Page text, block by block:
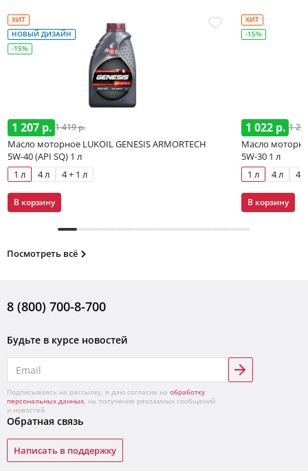
ХИТ
НОВЫЙ ДИЗАЙН
-15%
1 207 р. 1 419 р.
Масло моторное LUKOIL GENESIS ARMORTECH
5W-40 (API SQ) 1 л
1 л
4 л 4 + 1 л
В корзину
ХИТ
-15%
1 022 р. 1
Масло
5W-30 1 л
1 л
4 л 4
В корзину
Посмотреть всё
8 (800) 700-8-700
Будьте в курсе новостей
Подписываясь на рассылку, я даю согласие на обработку
персональных данных, на получение рекламных сообщений
и новостей
Обратная связь
Написать в поддержку